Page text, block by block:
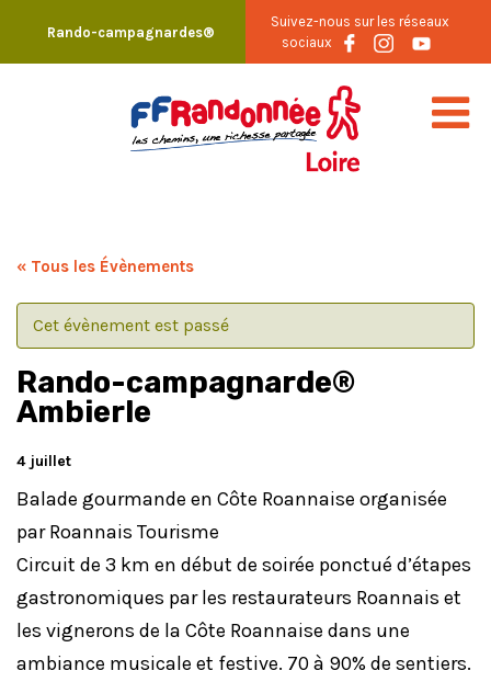
content
Rando-campagnardes®
Suivez-nous sur les réseaux
sociaux
« Tous les Évènements
Cet évènement est passé
Rando-campagnarde®
Ambierle
4 juillet
Balade gourmande en Côte Roannaise organisée
par Roannais Tourisme
Circuit de 3 km en début de soirée ponctué d’étapes
gastronomiques par les restaurateurs Roannais et
les vignerons de la Côte Roannaise dans une
ambiance musicale et festive. 70 à 90% de sentiers.